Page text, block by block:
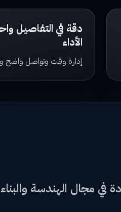
دقة في التفاصيل
الأداء
إدارة وقت وتواصل واضح